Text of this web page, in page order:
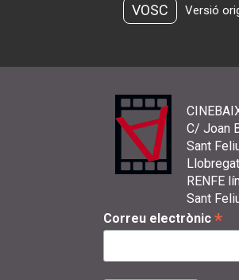
VOSC Versió
C/ Joan
Sant
RENFE
Sant
Correu electrònic *